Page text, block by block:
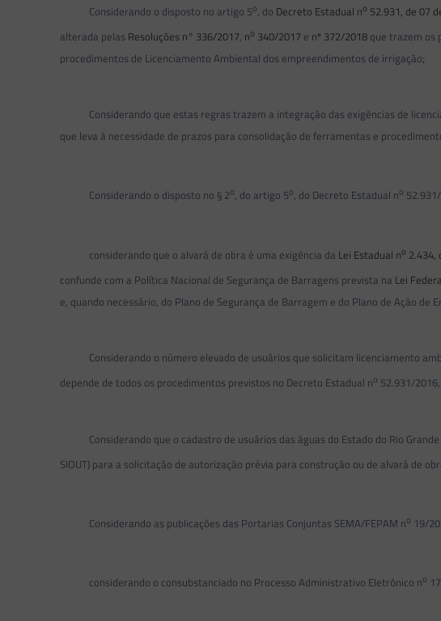
Considerando o disposto no artigo 5o, do Decreto Estadual no 52.931, de 07
alterada pelas Resoluções n° 336/2017, no 340/2017 e nº 372/2018 que trazem os
procedimentos de Licenciamento Ambiental dos empreendimentos de irrigação;
Considerando que estas regras trazem a integração das exigências de
que leva à necessidade de prazos para consolidação de ferramentas e
Considerando o disposto no § 2o, do artigo 5o, do Decreto Estadual no
considerando que o alvará de obra é uma exigência da Lei Estadual no 2.434,
confunde com a Política Nacional de Segurança de Barragens prevista na Lei
e, quando necessário, do Plano de Segurança de Barragem e do Plano de Ação de
Considerando o número elevado de usuários que solicitam licenciamento
depende de todos os procedimentos previstos no Decreto Estadual no 52.931/
Considerando que o cadastro de usuários das águas do Estado do Rio
SIOUT) para a solicitação de autorização prévia para construção ou de alvará de
Considerando as publicações das Portarias Conjuntas SEMA/FEPAM no 19/
considerando o consubstanciado no Processo Administrativo Eletrônico no